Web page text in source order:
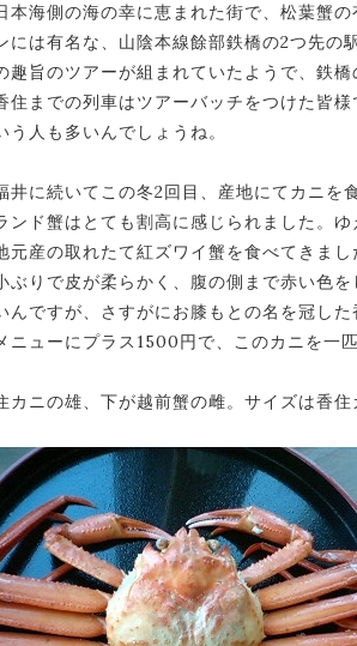
本海側の海の幸に恵まれた街で、松葉蟹
には有名な、山陰本線餘部鉄橋の2つ先の
趣旨のツアーが組まれていたようで、鉄
住までの列車はツアーバッチをつけた皆
う人も多いんでしょうね。
井に続いてこの冬2回目、産地にてカニを
ンド蟹はとても割高に感じられました。
元産の取れたて紅ズワイ蟹を食べてきま
ぶりで皮が柔らかく、腹の側まで赤い色
んですが、さすがにお膝もとの名を冠し
ニューにプラス1500円で、このカニを一
カニの雄、下が越前蟹の雌。サイズは香住